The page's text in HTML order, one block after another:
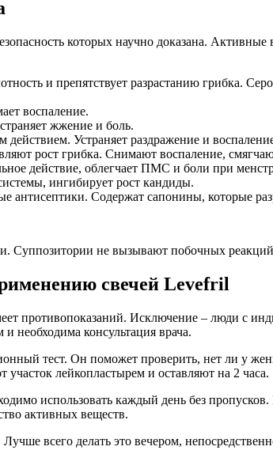
которых научно доказана. Активные
и препятствует разрастанию грибка.
воспаление.
жжение и боль.
Устраняет раздражение и
рост грибка. Снимают воспаление,
действие, облегчает ПМС и боли при
ингибирует рост кандиды.
антисептики. Содержат сапонины, которые
Суппозитории не вызывают побочных
свечей Levefril
противопоказаний. Исключение – люди с
необходима консультация врача.
тест. Он поможет проверить, нет ли у
участок лейкопластырем и оставляют на 2 часа.
использовать каждый день без
активных веществ.
всего делать это вечером,